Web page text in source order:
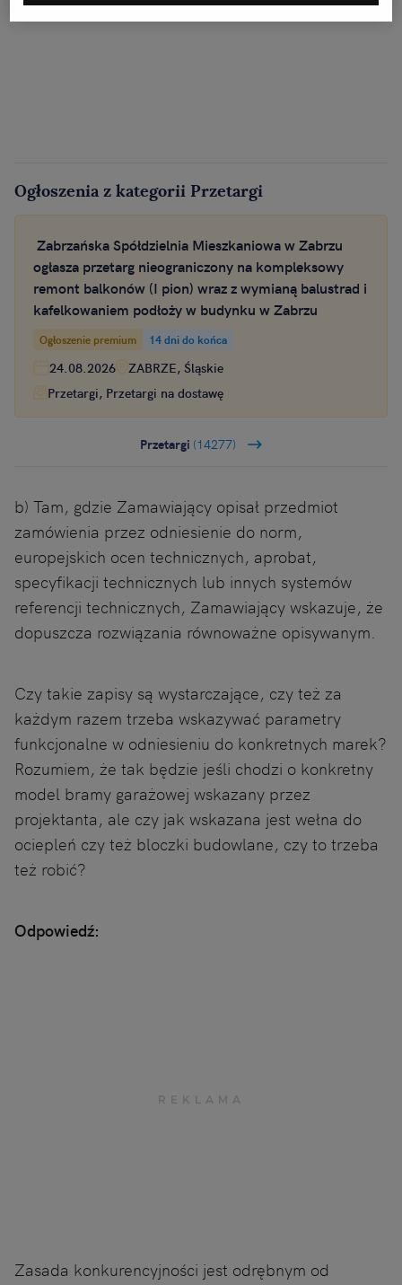
Ogłoszenia z kategorii Przetargi
Zabrzańska Spółdzielnia Mieszkaniowa w Zabrzu
ogłasza przetarg nieograniczony na kompleksowy
remont balkonów (I pion) wraz z wymianą balustrad i
kafelkowaniem podłoży w budynku w Zabrzu
Ogłoszenie premium 14 dni do końca
24.08.2026
ZABRZE, Śląskie
Przetargi, Przetargi na dostawę
Przetargi (14277)
b) Tam, gdzie Zamawiający opisał przedmiot
zamówienia przez odniesienie do norm,
europejskich ocen technicznych, aprobat,
specyfikacji technicznych lub innych systemów
referencji technicznych, Zamawiający wskazuje, że
dopuszcza rozwiązania równoważne opisywanym.
Czy takie zapisy są wystarczające, czy też za
każdym razem trzeba wskazywać parametry
funkcjonalne w odniesieniu do konkretnych marek?
Rozumiem, że tak będzie jeśli chodzi o konkretny
model bramy garażowej wskazany przez
projektanta, ale czy jak wskazana jest wełna do
ociepleń czy też bloczki budowlane, czy to trzeba
też robić?
Odpowiedź:
Zasada konkurencyjności jest odrębnym od